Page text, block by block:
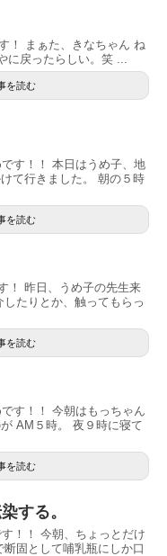
！ まぁた、きなちゃん ね
戻ったらしい。笑 ...
を読む
す！！ 本日はうめ子、地
て行きました。 朝の５時
を読む
！ 昨日、うめ子の先生来
たりとか、触ってもらっ
を読む
！！ 今朝はもっちゃん
AM５時。 夜９時に寝て
を読む
する。
！！ 今朝、ちょっとだけ
固として哺乳瓶にしか口